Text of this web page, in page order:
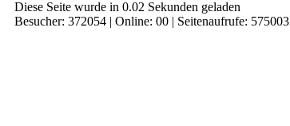
Diese Seite wurde in 0.02 Sekunden geladen
Besucher: 372054 | Online: 00 | Seitenaufrufe: 575003